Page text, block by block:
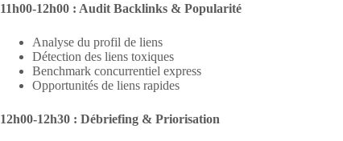
11h00-12h00 : Audit Backlinks & Popularité
Analyse du profil de liens
Détection des liens toxiques
Benchmark concurrentiel express
Opportunités de liens rapides
12h00-12h30 : Débriefing & Priorisation